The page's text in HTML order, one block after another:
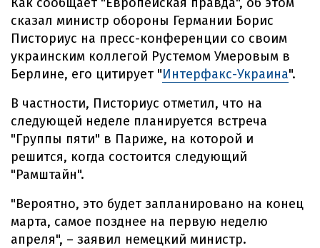
сказал министр обороны Германии Борис
Писториус на пресс-конференции со своим
украинским коллегой Рустемом Умеровым в
Берлине, его цитирует "Интерфакс-Украина".
В частности, Писториус отметил, что на
следующей неделе планируется встреча
"Группы пяти" в Париже, на которой и
решится, когда состоится следующий
"Рамштайн".
"Вероятно, это будет запланировано на конец
марта, самое позднее на первую неделю
апреля", – заявил немецкий министр.